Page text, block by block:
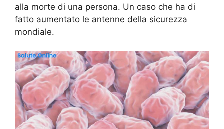
alla morte di una persona. Un caso che ha di
fatto aumentato le antenne della sicurezza
mondiale.